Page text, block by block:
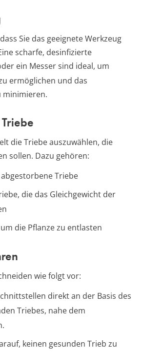
Sie das geeignete Werkzeug
scharfe, desinfizierte
ein Messer sind ideal, um
ermöglichen und das
minimieren.
die Triebe auszuwählen, die
sollen. Dazu gehören:
Triebe
die das Gleichgewicht der
die Pflanze zu entlasten
wie folgt vor:
direkt an der Basis des
Triebes, nahe dem
keinen gesunden Trieb zu